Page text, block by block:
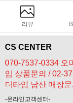
리뷰
CS CENTER
070-7537-0334 오
임 상품문의 / 02-
더타임 남산 매장문
-온라인고객센터-